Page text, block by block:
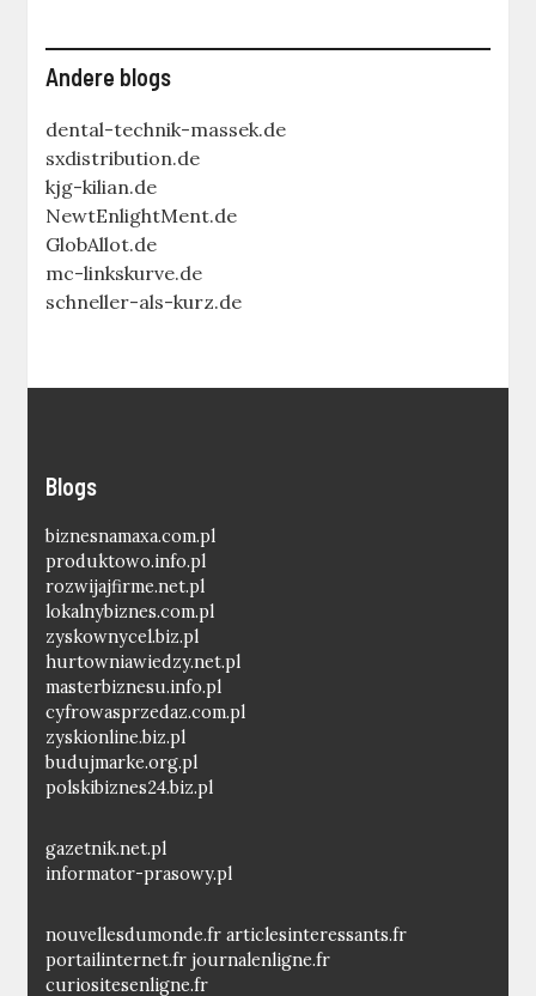
Andere blogs
dental-technik-massek.de
sxdistribution.de
kjg-kilian.de
NewtEnlightMent.de
GlobAllot.de
mc-linkskurve.de
schneller-als-kurz.de
Blogs
biznesnamaxa.com.pl
produktowo.info.pl
rozwijajfirme.net.pl
lokalnybiznes.com.pl
zyskownycel.biz.pl
hurtowniawiedzy.net.pl
masterbiznesu.info.pl
cyfrowasprzedaz.com.pl
zyskionline.biz.pl
budujmarke.org.pl
polskibiznes24.biz.pl
gazetnik.net.pl
informator-prasowy.pl
nouvellesdumonde.fr articlesinteressants.fr
portailinternet.fr journalenligne.fr
curiositesenligne.fr